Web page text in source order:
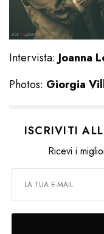
Intervista:Joanna
Photos: Giorgia
ISCRIVITI
Ricevi i